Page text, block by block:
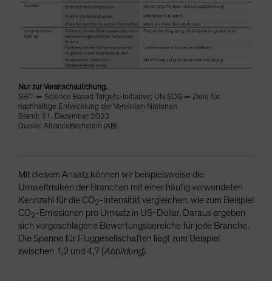
Nur zur Veranschaulichung.
SBTi = Science Based Targets-Initiative; UN SDG = Ziele für
nachhaltige Entwicklung der Vereinten Nationen
Stand: 31. Dezember 2023
Quelle: AllianceBernstein (AB)
Mit diesem Ansatz können wir beispielsweise die
Umweltrisiken der Branchen mit einer häufig verwendeten
Kennzahl für die CO2-Intensität vergleichen, wie zum Beispiel
CO2-Emissionen pro Umsatz in US-Dollar. Daraus ergeben
sich vorgeschlagene Bewertungsbereiche für jede Branche.
Die Spanne für Fluggesellschaften liegt zum Beispiel
zwischen 1,2 und 4,7 (Abbildung).